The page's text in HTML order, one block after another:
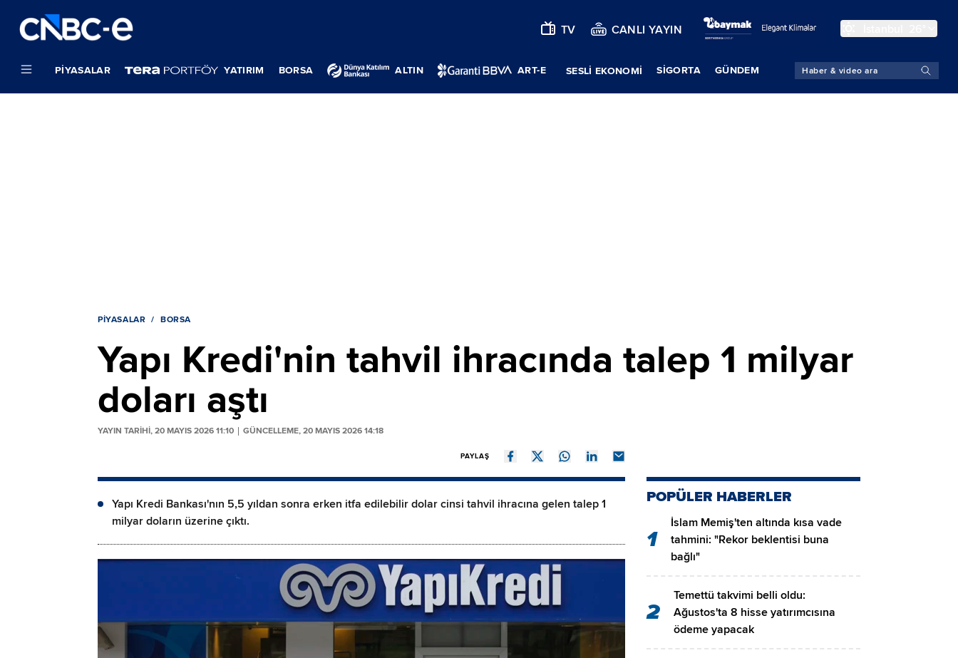
TV CANLI YAYIN
PIYASALAR YATIRIM BORSA ALTIN ART-E SESLİ EKONOMİ SIGORTA GÜNDEM
PIYASALAR BORSA
Yapı Kredi'nin tahvil ihracında talep 1 milyar
doları aştı
YAYIN TARİHİ, 20 MAYIS 2026 11:10 GÜNCELLEME, 20 MAYIS 2026 14:18
PAYLAŞ
Yapı Kredi Bankası'nın 5,5 yıldan sonra erken itfa edilebilir dolar cinsi tahvil ihracına gelen talep 1
milyar doların üzerine çıktı.
POPÜLER HABERLER
1
İslam Memiş'ten altında kısa vade
tahmini: "Rekor beklentisi buna
bağlı"
2
Temettü takvimi belli oldu:
Ağustos'ta 8 hisse yatırımcısına
ödeme yapacak